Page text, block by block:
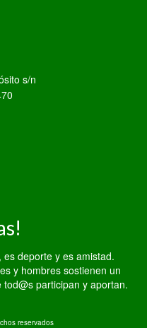
s/n
deporte y es amistad.
y hombres sostienen un
participan y aportan.
reservados